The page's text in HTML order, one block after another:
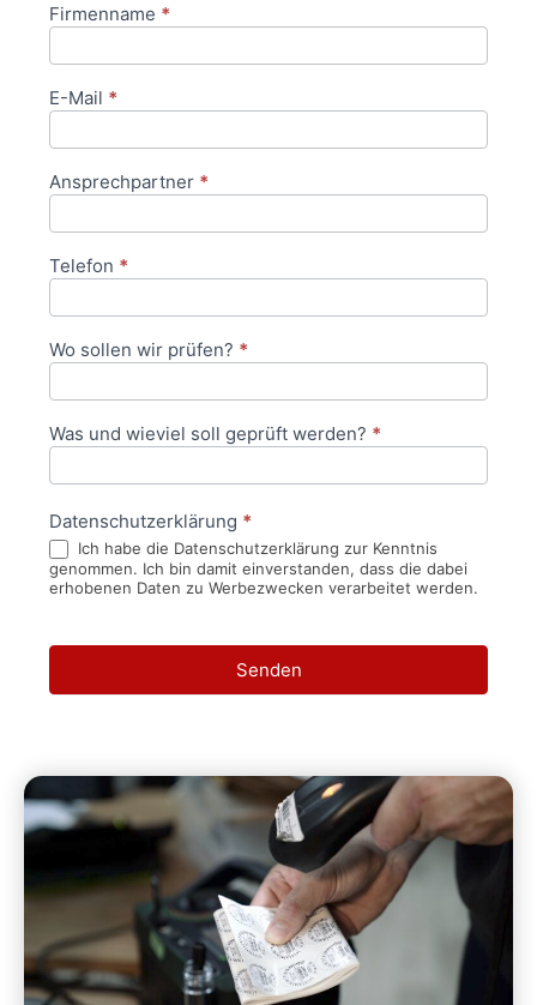
Anfrageformular
Firmenname *
E-Mail *
Ansprechpartner *
Telefon *
Wo sollen wir prüfen? *
Was und wieviel soll geprüft werden? *
Datenschutzerklärung *
Ich habe die Datenschutzerklärung zur Kenntnis
genommen. Ich bin damit einverstanden, dass die dabei
erhobenen Daten zu Werbezwecken verarbeitet werden.
Senden